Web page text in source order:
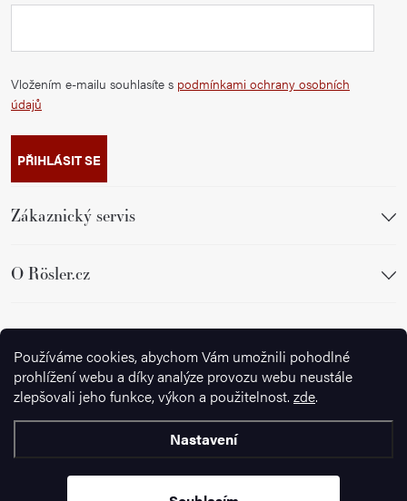
Používáme cookies, abychom Vám umožnili pohodlné
prohlížení webu a díky analýze provozu webu neustále
zlepšovali jeho funkce, výkon a použitelnost. zde.
Nastavení
Vložením e-mailu souhlasíte s podmínkami ochrany osobních
údajů
PŘIHLÁSIT SE
Zákaznický servis
O Rösler.cz
Sledujte nás
nastavení cookies